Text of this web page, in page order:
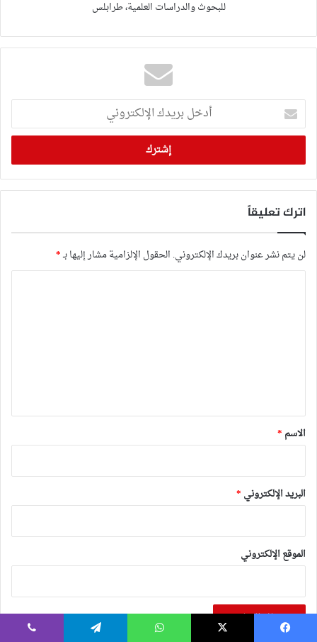
للبحوث والدراسات العلمية، طرابلس
أدخل
بريدك
الإلكتروني
اترك تعليقاً
لن يتم نشر عنوان بريدك الإلكتروني. الحقول الإلزامية مشار إليها بـ*
*
الاسم *
البريد الإلكتروني *
الموقع الإلكتروني